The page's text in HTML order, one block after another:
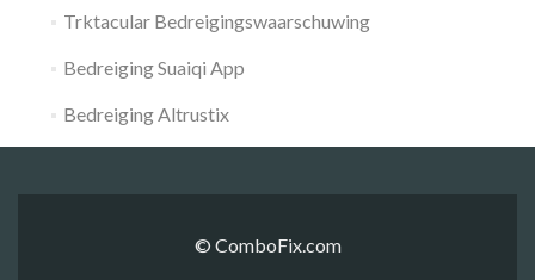
Trktacular Bedreigingswaarschuwing
Bedreiging Suaiqi App
Bedreiging Altrustix
© ComboFix.com